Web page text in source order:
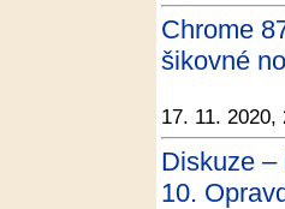
Chrome
šikovné
17. 11. 2020,
Diskuze
10.